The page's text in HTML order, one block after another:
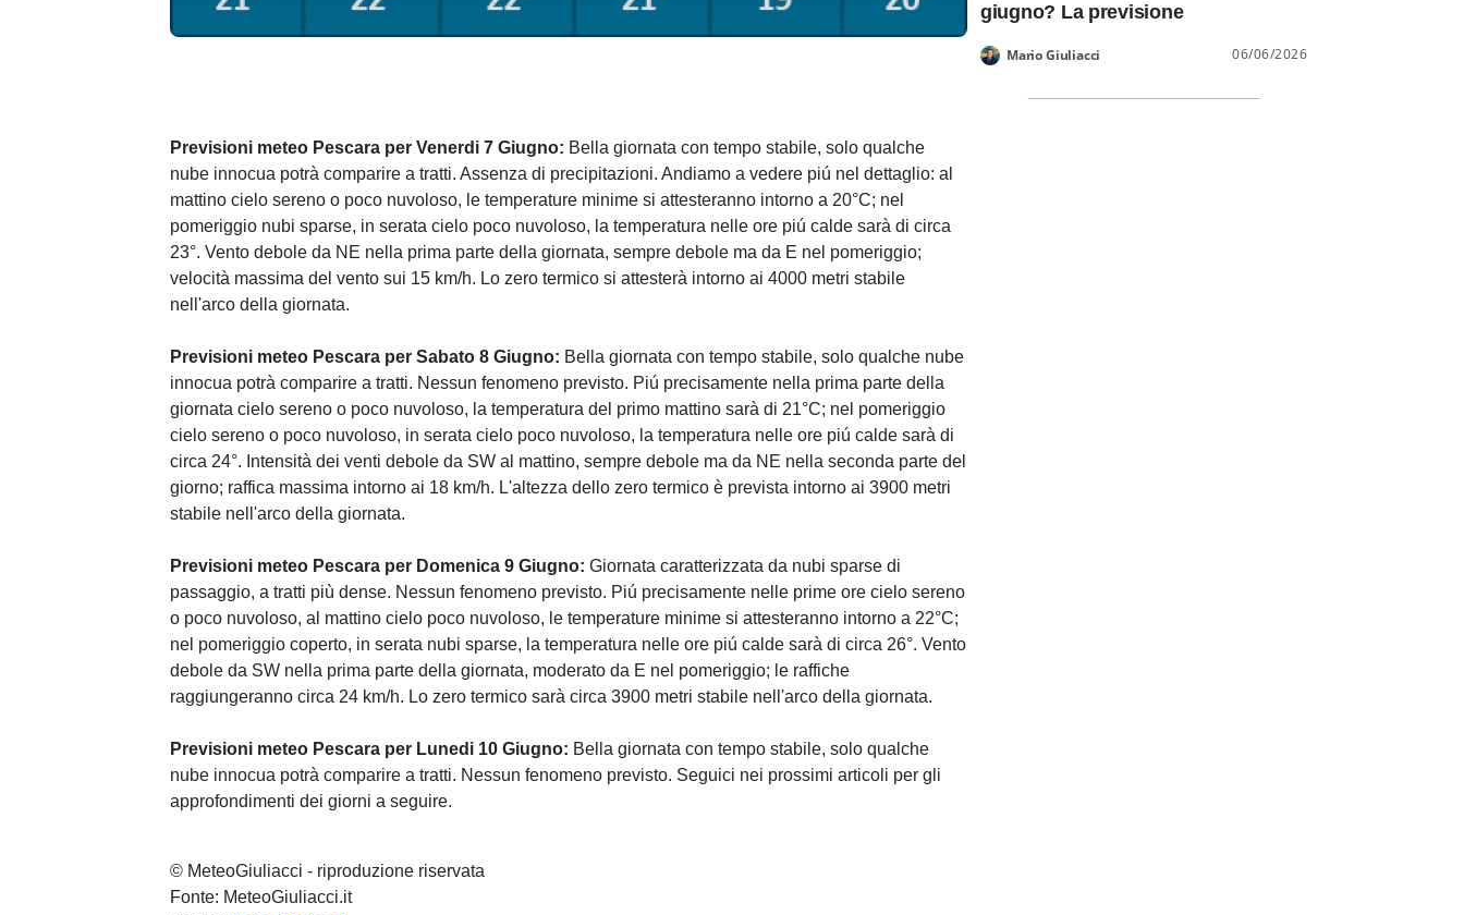
Previsioni meteo Pescara per Venerdi 7 Giugno: Bella giornata con tempo stabile, solo qualche
nube innocua potrà comparire a tratti. Assenza di precipitazioni. Andiamo a vedere piú nel dettaglio: al
mattino cielo sereno o poco nuvoloso, le temperature minime si attesteranno intorno a 20°C; nel
pomeriggio nubi sparse, in serata cielo poco nuvoloso, la temperatura nelle ore piú calde sarà di circa
23°. Vento debole da NE nella prima parte della giornata, sempre debole ma da E nel pomeriggio;
velocità massima del vento sui 15 km/h. Lo zero termico si attesterà intorno ai 4000 metri stabile
nell'arco della giornata.
Previsioni meteo Pescara per Sabato 8 Giugno: Bella giornata con tempo stabile, solo qualche nube
innocua potrà comparire a tratti. Nessun fenomeno previsto. Piú precisamente nella prima parte della
giornata cielo sereno o poco nuvoloso, la temperatura del primo mattino sarà di 21°C; nel pomeriggio
cielo sereno o poco nuvoloso, in serata cielo poco nuvoloso, la temperatura nelle ore piú calde sarà di
circa 24°. Intensità dei venti debole da SW al mattino, sempre debole ma da NE nella seconda parte del
giorno; raffica massima intorno ai 18 km/h. L'altezza dello zero termico è prevista intorno ai 3900 metri
stabile nell'arco della giornata.
Previsioni meteo Pescara per Domenica 9 Giugno: Giornata caratterizzata da nubi sparse di
passaggio, a tratti più dense. Nessun fenomeno previsto. Piú precisamente nelle prime ore cielo sereno
o poco nuvoloso, al mattino cielo poco nuvoloso, le temperature minime si attesteranno intorno a 22°C;
nel pomeriggio coperto, in serata nubi sparse, la temperatura nelle ore piú calde sarà di circa 26°. Vento
debole da SW nella prima parte della giornata, moderato da E nel pomeriggio; le raffiche
raggiungeranno circa 24 km/h. Lo zero termico sarà circa 3900 metri stabile nell'arco della giornata.
Previsioni meteo Pescara per Lunedi 10 Giugno: Bella giornata con tempo stabile, solo qualche
nube innocua potrà comparire a tratti. Nessun fenomeno previsto. Seguici nei prossimi articoli per gli
approfondimenti dei giorni a seguire.
© MeteoGiuliacci - riproduzione riservata
Fonte: MeteoGiuliacci.it
giugno? La previsione
Mario Giuliacci 06/06/2026